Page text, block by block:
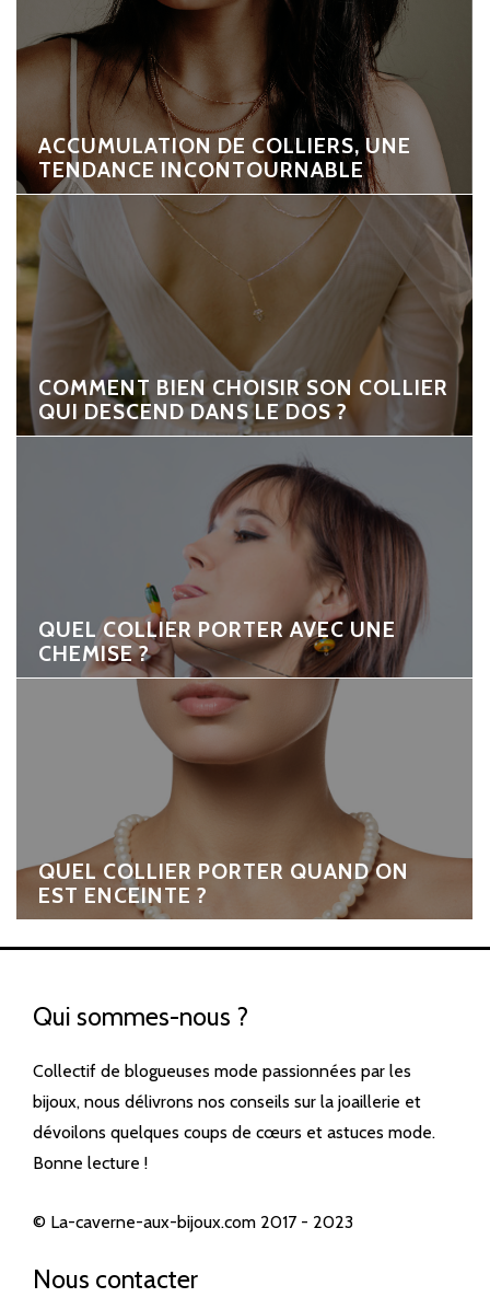
ACCUMULATION DE COLLIERS, UNE
TENDANCE INCONTOURNABLE
COMMENT BIEN CHOISIR SON COLLIER
QUI DESCEND DANS LE DOS ?
QUEL COLLIER PORTER AVEC UNE
CHEMISE ?
QUEL COLLIER PORTER QUAND ON
EST ENCEINTE ?
Qui sommes-nous ?
Collectif de blogueuses mode passionnées par les
bijoux, nous délivrons nos conseils sur la joaillerie et
dévoilons quelques coups de cœurs et astuces mode.
Bonne lecture !
© La-caverne-aux-bijoux.com 2017 - 2023
Nous contacter